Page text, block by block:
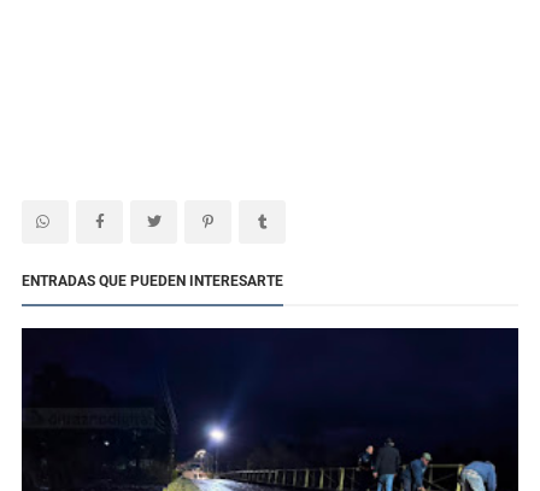
ENTRADAS QUE PUEDEN INTERESARTE